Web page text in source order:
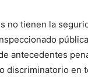
no tienen la
antecedentes
discriminatorio en